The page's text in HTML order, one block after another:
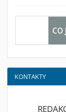
CO
KONTAKTY